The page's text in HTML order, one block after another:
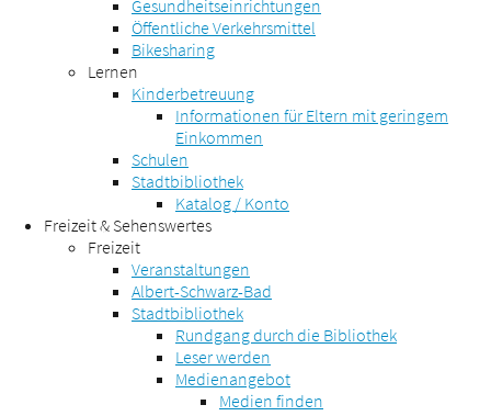
Gesundheitseinrichtungen
Öffentliche Verkehrsmittel
Bikesharing
Lernen
Kinderbetreuung
Informationen für Eltern mit geringem
Einkommen
Schulen
Stadtbibliothek
Katalog / Konto
Freizeit & Sehenswertes
Freizeit
Veranstaltungen
Albert-Schwarz-Bad
Stadtbibliothek
Rundgang durch die Bibliothek
Leser werden
Medienangebot
Medien finden